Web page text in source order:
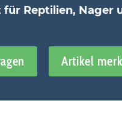
für Reptilien, Nager
Artikel